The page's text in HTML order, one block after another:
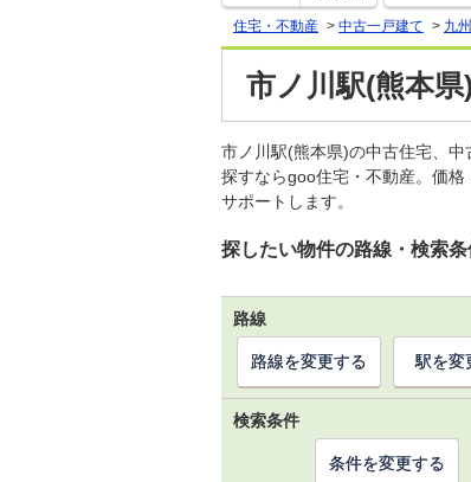
住宅・不動産 > 中古一戸建て > 九
市ノ川駅(熊本
市ノ川駅(熊本県)の中古住宅、
探すならgoo住宅・不動産。価
サポートします。
探したい物件の路線・検索
路線
路線を変更する 駅を変
検索条件
条件を変更する